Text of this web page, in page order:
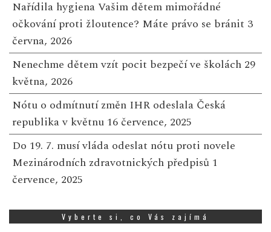
Nařídila hygiena Vašim dětem mimořádné
očkování proti žloutence? Máte právo se bránit 3
června, 2026
Nenechme dětem vzít pocit bezpečí ve školách 29
května, 2026
Nótu o odmítnutí změn IHR odeslala Česká
republika v květnu 16 července, 2025
Do 19. 7. musí vláda odeslat nótu proti novele
Mezinárodních zdravotnických předpisů 1
července, 2025
Vyberte si, co Vás zajímá